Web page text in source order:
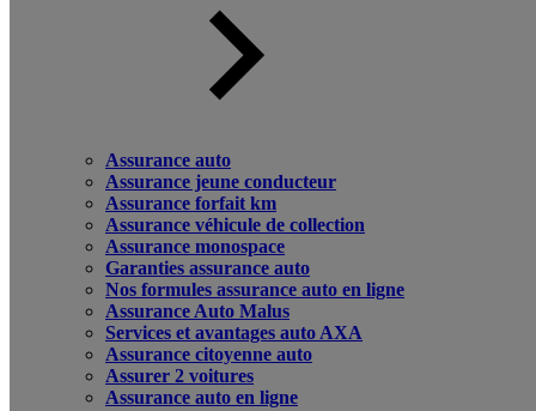
Assurance auto
Assurance jeune conducteur
Assurance forfait km
Assurance véhicule de collection
Assurance monospace
Garanties assurance auto
Nos formules assurance auto en ligne
Assurance Auto Malus
Services et avantages auto AXA
Assurance citoyenne auto
Assurer 2 voitures
Assurance auto en ligne